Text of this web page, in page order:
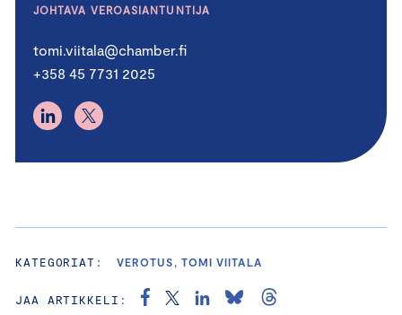
JOHTAVA VEROASIANTUNTIJA
tomi.viitala@chamber.fi
+358 45 7731 2025
KATEGORIAT: VEROTUS, TOMI VIITALA
JAA ARTIKKELI: